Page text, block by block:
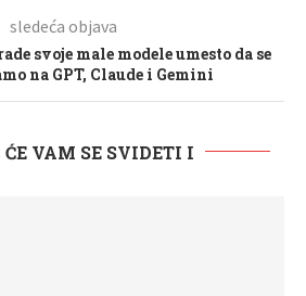
sledeća objava
svoje male modele umesto da se
na GPT, Claude i Gemini
VAM SE SVIDETI I